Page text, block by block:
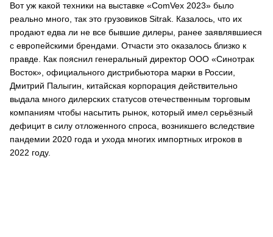
Вот уж какой техники на выставке «ComVex 2023» было
реально много, так это грузовиков Sitrak. Казалось, что их
продают едва ли не все бывшие дилеры, ранее заявлявшиеся
с европейскими брендами. Отчасти это оказалось близко к
правде. Как пояснил генеральный директор ООО «Синотрак
Восток», официального дистрибьютора марки в России,
Дмитрий Палыгин, китайская корпорация действительно
выдала много дилерских статусов отечественным торговым
компаниям чтобы насытить рынок, который имел серьёзный
дефицит в силу отложенного спроса, возникшего вследствие
пандемии 2020 года и ухода многих импортных игроков в
2022 году.